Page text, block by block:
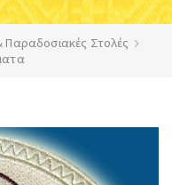
Παραδοσιακές Στολές